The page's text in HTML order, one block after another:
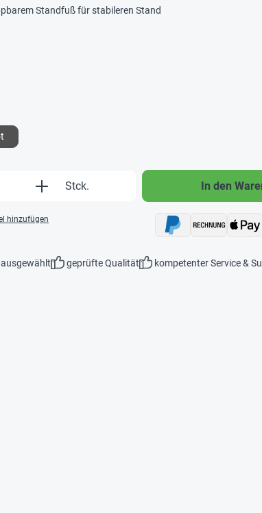
Standfuß für stabileren Stand
Gib den gewünschten
Stck.
hinzufügen
In den
geprüfte Qualität kompetenter Service &